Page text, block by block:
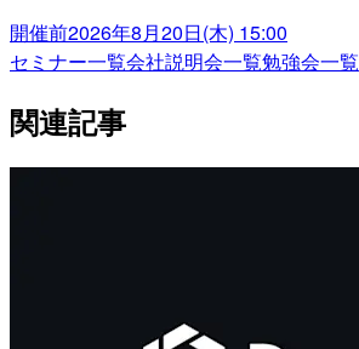
開催前2026年8月20日(木) 15:00
セミナー一覧会社説明会一覧勉強会一覧
関連記事